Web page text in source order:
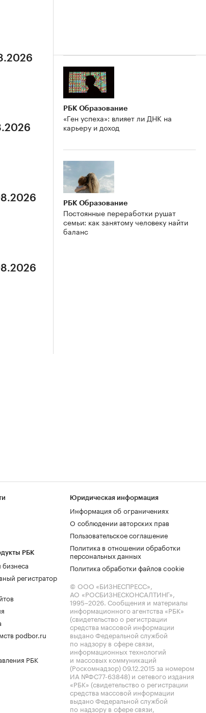
РБК Образование
«Ген успеха»: влияет ли ДНК на
карьеру и доход
РБК Образование
Постоянные переработки рушат
семьи: как занятому человеку найти
баланс
РБК
регистратор
podbor.ru
РБК
Юридическая информация
Информация об ограничениях
О соблюдении авторских прав
Пользовательское соглашение
Политика в отношении обработки
персональных данных
Политика обработки файлов cookie
© ООО «БИЗНЕСПРЕСС»,
АО «РОСБИЗНЕСКОНСАЛТИНГ»,
1995–2026. Сообщения и материалы
информационного агентства «РБК»
(свидетельство о регистрации
средства массовой информации
выдано Федеральной службой
по надзору в сфере связи,
информационных технологий
и массовых коммуникаций
(Роскомнадзор) 09.12.2015 за номером
ИА №ФС77-63848) и сетевого издания
«РБК» (свидетельство о регистрации
средства массовой информации
выдано Федеральной службой
по надзору в сфере связи,